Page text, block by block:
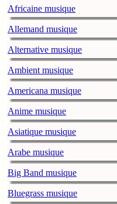
Africaine musique
Allemand musique
Alternative musique
Ambient musique
Americana musique
Anime musique
Asiatique musique
Arabe musique
Big Band musique
Bluegrass musique